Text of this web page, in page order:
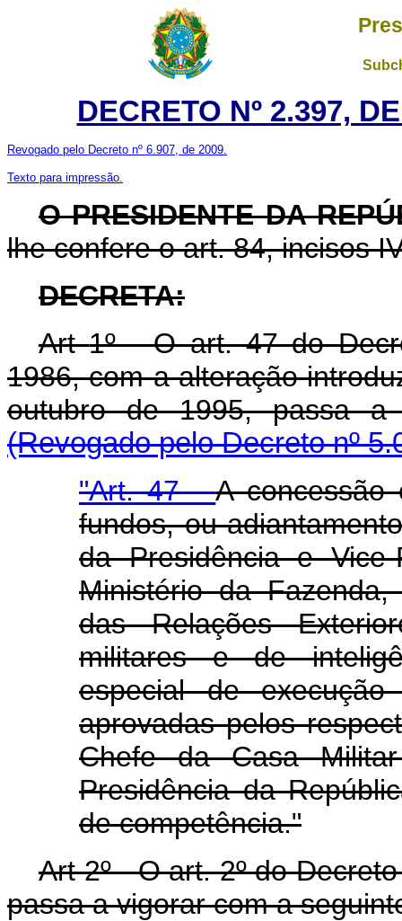
DECRETO Nº 2.397,
Revogado pelo Decreto nº 6.907, de 2009.
Texto para impressão.
O PRESIDENTE DA
lhe confere o art. 84, incisos
DECRETA:
Art 1º - O art. 47 do
1986, com a alteração
outubro de 1995, passa a
(Revogado pelo Decreto nº
"Art. 47 -A concessão
fundos, ou
da Presidência e
Ministério da
das Relações
militares e de
especial de execução
aprovadas pelos
Chefe da Casa
Presidência da
de competência."
Art 2º - O art. 2º do
passa a vigorar com a